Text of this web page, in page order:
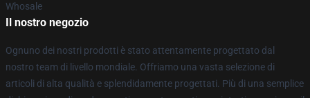
Whosale
Il nostro negozio
Ognuno dei nostri prodotti è stato attentamente progettato dal
nostro team di livello mondiale. Offriamo una vasta selezione di
articoli di alta qualità e splendidamente progettati. Più di una semplice